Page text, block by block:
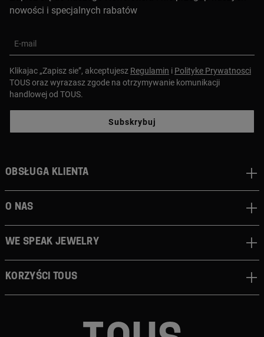
nowości i specjalnych rabatów
E-mail
Klikajac „Zapisz sie”, akceptujesz Regulamin i Polityke Prywatnosci
TOUS oraz wyrazasz zgode na otrzymywanie komunikacji
handlowej od TOUS.
Subskrybuj
Obsługa klienta
O nas
We speak jewelry
Korzyści TOUS